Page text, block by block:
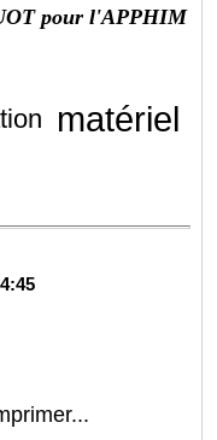
pour l'APPHIM
matériel